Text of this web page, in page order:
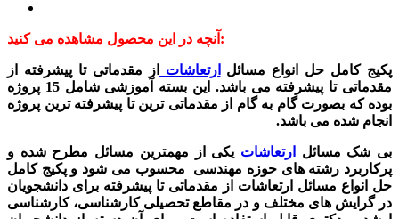
آنچه در این محصول مشاهده می کنید:
پکیج کامل حل انواع مسائل ارتعاشات
از مقدماتی تا پیشرفته از
مقدماتی تا پیشرفته می باشد. این بسته آموزشی شامل 15 پروژه
بوده که بصورت گام به گام از مقدماتی ترین تا پیشرفته ترین پروژه
انجام شده می باشد.
بی شک مسائل ارتعاشات یکی از مهمترین مسائل مطرح شده و
پرکاربرد رشته های حوزه مهندسی محسوب می شود و پکیج کامل
حل انواع مسائل ارتعاشات از مقدماتی تا پیشرفته برای دانشجویان
در گرایش های مختلف و در مقاطع تحصیلی کارشناسی، کارشناسی